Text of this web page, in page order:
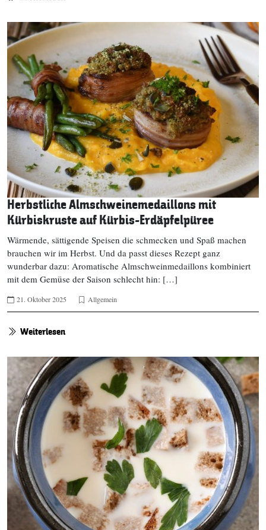
Herbstliche Almschweinemedaillons mit
Kürbiskruste auf Kürbis-Erdäpfelpüree
Wärmende, sättigende Speisen die schmecken und Spaß machen
brauchen wir im Herbst. Und da passt dieses Rezept ganz
wunderbar dazu: Aromatische Almschweinmedaillons kombiniert
mit dem Gemüse der Saison schlecht hin: […]
21. Oktober 2025 Allgemein
Weiterlesen